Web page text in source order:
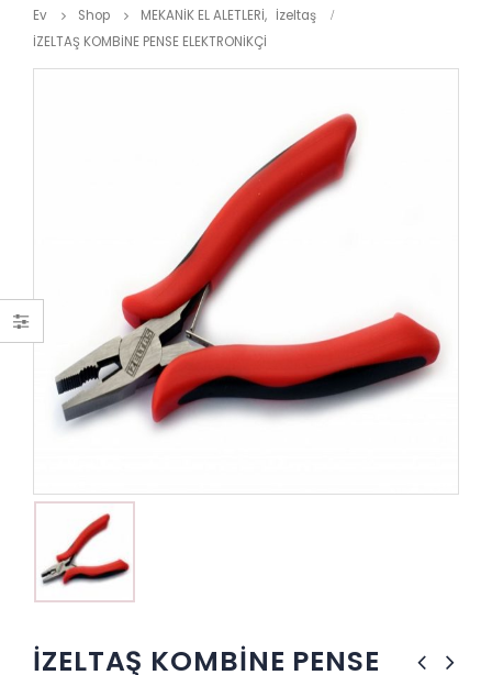
Ev Shop MEKANİK EL ALETLERİ, İzeltaş
İZELTAŞ KOMBİNE PENSE ELEKTRONİKÇİ
İZELTAŞ KOMBİNE PENSE